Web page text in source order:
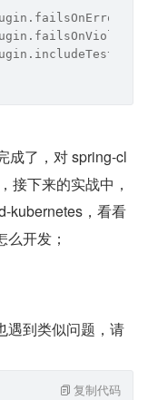
成了，对 spring-cl
接下来的实战中，
kubernetes，看看
开发；
遇到类似问题，请
复制代码